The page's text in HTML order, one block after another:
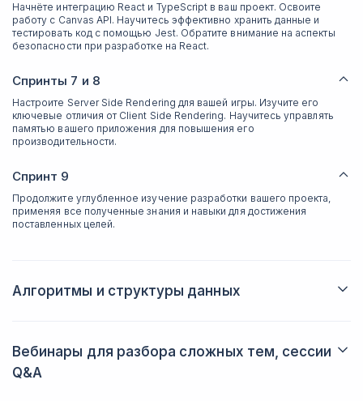
Начнёте интеграцию React и TypeScript в ваш проект. Освоите
работу с Canvas API. Научитесь эффективно хранить данные и
тестировать код с помощью Jest. Обратите внимание на аспекты
безопасности при разработке на React.
Спринты 7 и 8
Настроите Server Side Rendering для вашей игры. Изучите его
ключевые отличия от Client Side Rendering. Научитесь управлять
памятью вашего приложения для повышения его
производительности.
Спринт 9
Продолжите углубленное изучение разработки вашего проекта,
применяя все полученные знания и навыки для достижения
поставленных целей.
Алгоритмы и структуры данных
Ключевые технологии и инструменты
Вебинары для разбора сложных тем, сессии
Q&A